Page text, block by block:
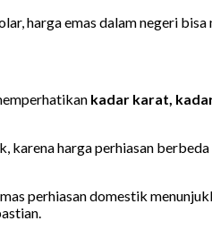
harga emas dalam negeri
kadar karat,
karena harga perhiasan
perhiasan domestik